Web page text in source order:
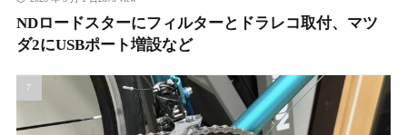
NDロードスターにフィルターとドラレコ取付、マツ
ダ2にUSBポート増設など